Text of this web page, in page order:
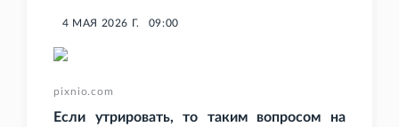
4 МАЯ 2026 Г. 09:00
pixnio.com
Если утрировать, то таким вопросом на